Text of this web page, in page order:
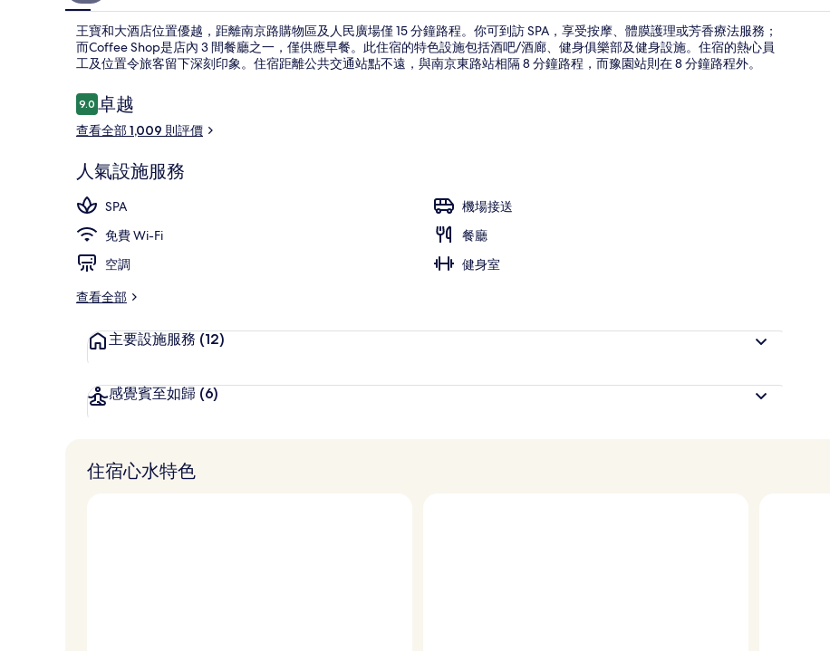
王寶和大酒店位置優越，距離南京路購物區及人民廣場僅 15 分鐘路程。你可到訪 SPA，享受按摩、體膜護理或芳香療法服務；
而Coffee Shop是店內 3 間餐廳之一，僅供應早餐。此住宿的特色設施包括酒吧/酒廊、健身俱樂部及健身設施。住宿的熱心員
工及位置令旅客留下深刻印象。住宿距離公共交通站點不遠，與南京東路站相隔 8 分鐘路程，而豫園站則在 8 分鐘路程外。
評
價
9.09.0 分，滿分 10 分，
卓越
查看全部 1,009 則評價
人氣設施服務
SPA
機場接送
免費 Wi-Fi
餐廳
空調
健身室
查看全部
主要設施服務 (12)
感覺賓至如歸 (6)
住宿心水特色